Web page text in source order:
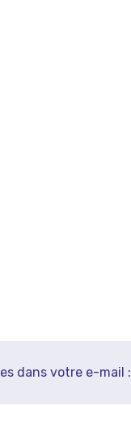
dans votre e-mail :